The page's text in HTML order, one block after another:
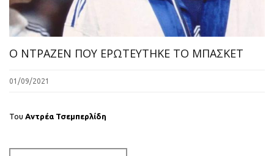
Ο ΝΤΡΑΖΕΝ ΠΟΥ ΕΡΩΤΕΥΤΗΚΕ ΤΟ ΜΠΑΣΚΕΤ
01/09/2021
Του Αντρέα Τσεμπερλίδη